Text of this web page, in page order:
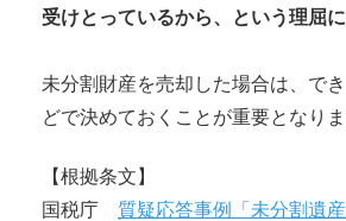
受けとっているから、という理屈に
未分割財産を売却した場合は、で
どで決めておくことが重要となりま
【根拠条文】
国税庁 質疑応答事例「未分割遺